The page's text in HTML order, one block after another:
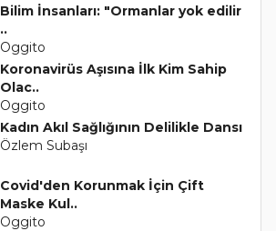
Bilim İnsanları: "Ormanlar yok edilir
..
Oggito
Koronavirüs Aşısına İlk Kim Sahip
Olac..
Oggito
Kadın Akıl Sağlığının Delilikle Dansı
Özlem Subaşı
Covid'den Korunmak İçin Çift
Maske Kul..
Oggito